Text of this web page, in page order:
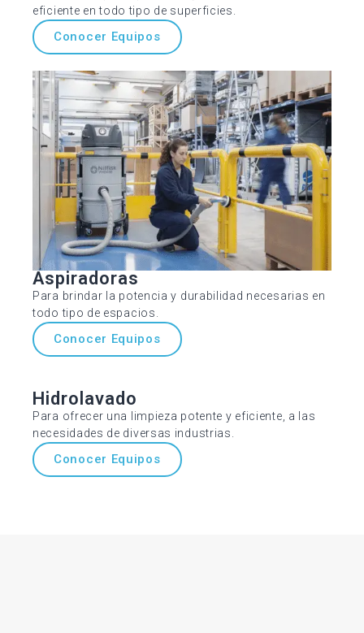
eficiente en todo tipo de superficies.
Conocer Equipos
Aspiradoras
Para brindar la potencia y durabilidad necesarias en
todo tipo de espacios.
Conocer Equipos
Hidrolavado
Para ofrecer una limpieza potente y eficiente, a las
necesidades de diversas industrias.
Conocer Equipos